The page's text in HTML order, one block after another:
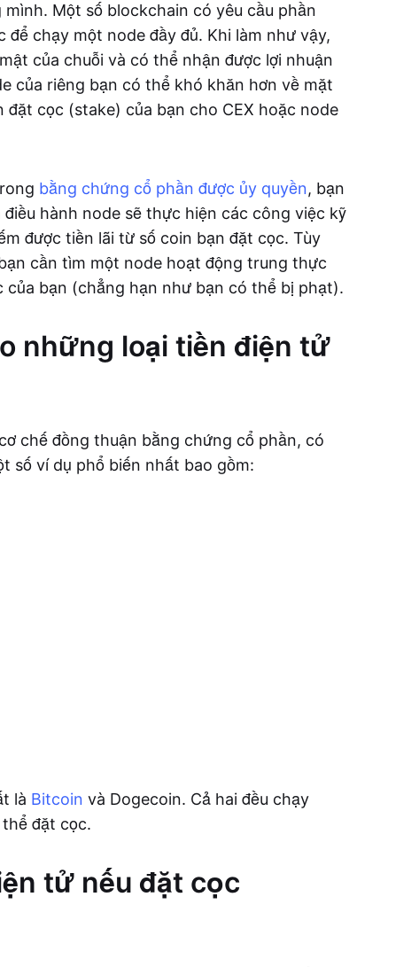
Một số blockchain có yêu cầu phần
chạy một node đầy đủ. Khi làm như vậy,
của chuỗi và có thể nhận được lợi nhuận
của riêng bạn có thể khó khăn hơn về mặt
cọc (stake) của bạn cho CEX hoặc node
bằng chứng cổ phần được ủy quyền, bạn
hành node sẽ thực hiện các công việc kỹ
được tiền lãi từ số coin bạn đặt cọc. Tùy
cần tìm một node hoạt động trung thực
của bạn (chẳng hạn như bạn có thể bị phạt).
những loại tiền điện tử
chế đồng thuận bằng chứng cổ phần, có
số ví dụ phổ biến nhất bao gồm:
là Bitcoin và Dogecoin. Cả hai đều chạy
đặt cọc.
tử nếu đặt cọc